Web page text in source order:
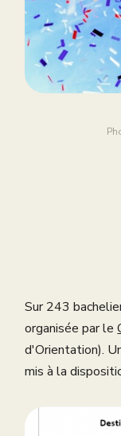
Sur 243
organisée par le
d'Orientation).
mis à la